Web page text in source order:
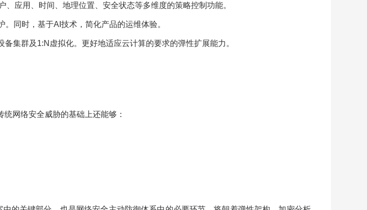
应用、时间、地理位置、安全状态等多维度的策略控制功能。
同时，基于AI技术，简化产品的运维体验。
集群及1:N虚拟化。更好地适应云计算的要求的弹性扩展能力。
统网络安全威胁的基础上还能够：